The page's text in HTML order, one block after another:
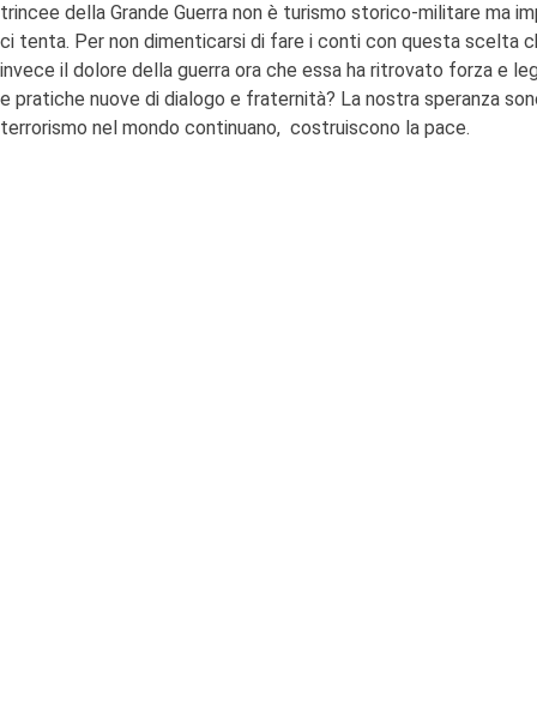
trincee della Grande Guerra non è turismo storico-militare ma
ci tenta. Per non dimenticarsi di fare i conti con questa scelta
invece il dolore della guerra ora che essa ha ritrovato forza e
e pratiche nuove di dialogo e fraternità? La nostra speranza
terrorismo nel mondo continuano, costruiscono la pace.